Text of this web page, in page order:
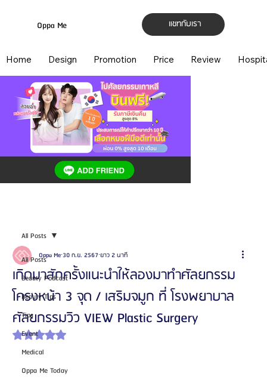
แชทกับเรา
Oppa Me
Home Design Promotion Price Review
All Posts
Beauty Podcast
Beauty Tips
Tips
Event
Medical
Oppa Me Today
All Posts
เกิดมาสักครั้งแนะนำให้ลองมาทำศัลยกรรม
โครงหน้า 3 จุด / เสริมจมูก ที่ โรงพยาบาล
ศัลยกรรมวิว VIEW Plastic Surgery
Oppa Me 30 ก.ย. 2567 ยาว 2 นาที
ได้รับ NaN เต็ม 5 ดาว